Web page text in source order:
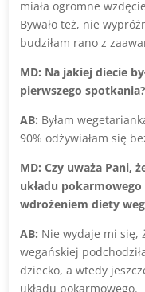
miała ogromne
Bywało też, nie
budziłam rano z
MD: Na jakiej diecie
pierwszego spotkania?
AB: Byłam
90% odżywiałam się
MD: Czy uważa Pani,
układu pokarmowego
wdrożeniem diety
AB: Nie wydaje mi się,
wegańskiej
dziecko, a wtedy
układu pokarmowego.